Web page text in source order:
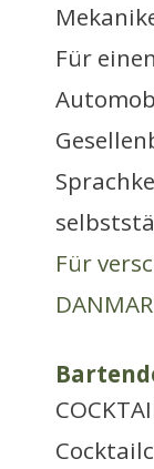
Für
Für